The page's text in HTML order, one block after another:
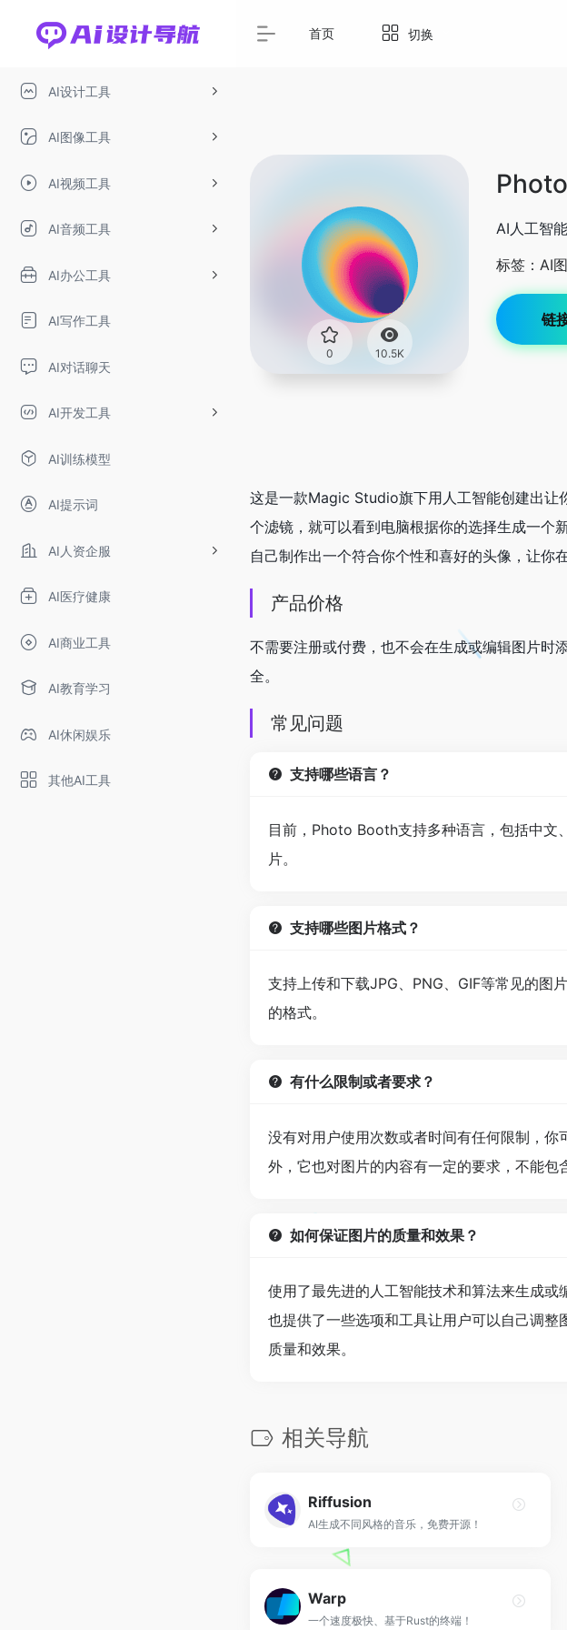
AI设计工具
AI图像工具
AI视频工具
AI音频工具
AI办公工具
AI写作工具
AI对话聊天
AI开发工具
AI训练模型
AI提示词
AI人资企服
AI医疗健康
AI商业工具
AI教育学习
AI休闲娱乐
其他AI工具
首页 切换
0 10.5K
AI人工智
标签： AI
链
这是一款Magic Studio旗下用人工智能创建出让
个滤镜，就可以看到电脑根据你的选择生成一个
自己制作出一个符合你个性和喜好的头像，让你
产品价格
不需要注册或付费，也不会在生成或编辑图片时
全。
常见问题
支持哪些语言？
目前，Photo Booth支持多种语言，包括中文
片。
支持哪些图片格式？
支持上传和下载JPG、PNG、GIF等常见的图
的格式。
有什么限制或者要求？
没有对用户使用次数或者时间有任何限制，
外，它也对图片的内容有一定的要求，不能包
如何保证图片的质量和效果？
使用了最先进的人工智能技术和算法来生成
也提供了一些选项和工具让用户可以自己调
质量和效果。
相关导航
Riffusion
AI生成不同风格的音乐，免费开源！
Warp
一个速度极快、基于Rust的终端！